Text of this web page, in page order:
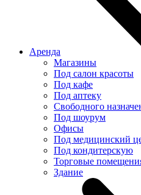
Аренда
Магазины
Под салон красоты
Под кафе
Под аптеку
Свободного
Под шоурум
Офисы
Под медицинский
Под кондитерскую
Торговые
Здание